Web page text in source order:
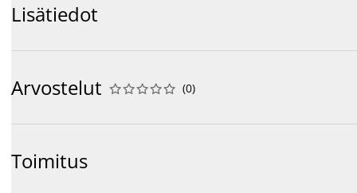
Lisätiedot
Arvostelut 




 (0)
Toimitus